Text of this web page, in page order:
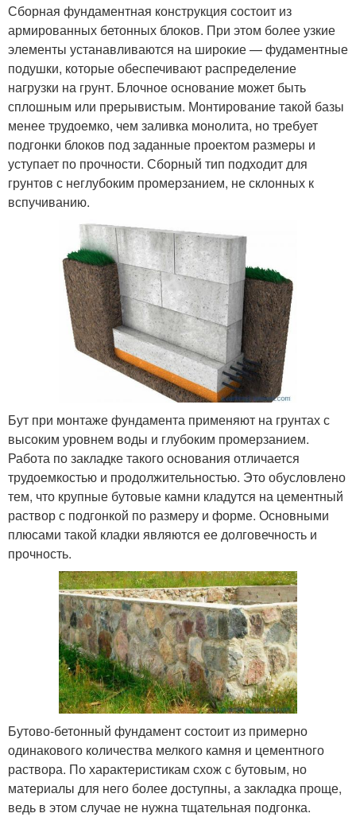
Сборная фундаментная конструкция состоит из
армированных бетонных блоков. При этом более узкие
элементы устанавливаются на широкие — фудаментные
подушки, которые обеспечивают распределение
нагрузки на грунт. Блочное основание может быть
сплошным или прерывистым. Монтирование такой базы
менее трудоемко, чем заливка монолита, но требует
подгонки блоков под заданные проектом размеры и
уступает по прочности. Сборный тип подходит для
грунтов с неглубоким промерзанием, не склонных к
вспучиванию.
Бут при монтаже фундамента применяют на грунтах с
высоким уровнем воды и глубоким промерзанием.
Работа по закладке такого основания отличается
трудоемкостью и продолжительностью. Это обусловлено
тем, что крупные бутовые камни кладутся на цементный
раствор с подгонкой по размеру и форме. Основными
плюсами такой кладки являются ее долговечность и
прочность.
Бутово-бетонный фундамент состоит из примерно
одинакового количества мелкого камня и цементного
раствора. По характеристикам схож с бутовым, но
материалы для него более доступны, а закладка проще,
ведь в этом случае не нужна тщательная подгонка.